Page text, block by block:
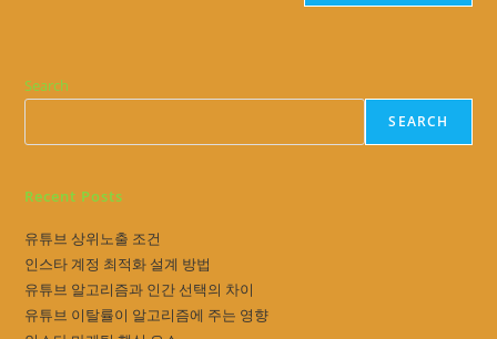
Search
SEARCH
Recent Posts
유튜브 상위노출 조건
인스타 계정 최적화 설계 방법
유튜브 알고리즘과 인간 선택의 차이
유튜브 이탈률이 알고리즘에 주는 영향